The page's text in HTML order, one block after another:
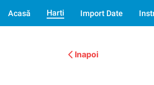
Acasă Harti Import Date
Inapoi